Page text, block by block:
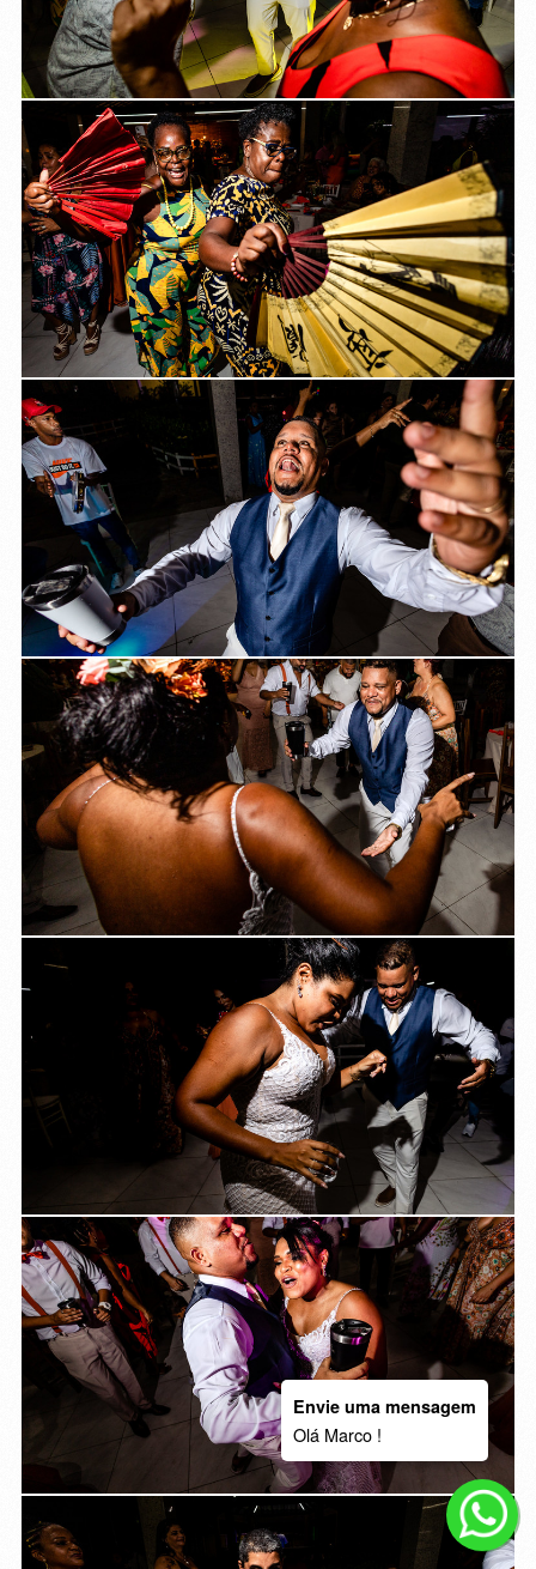
Envie uma mensagem
Olá Marco !